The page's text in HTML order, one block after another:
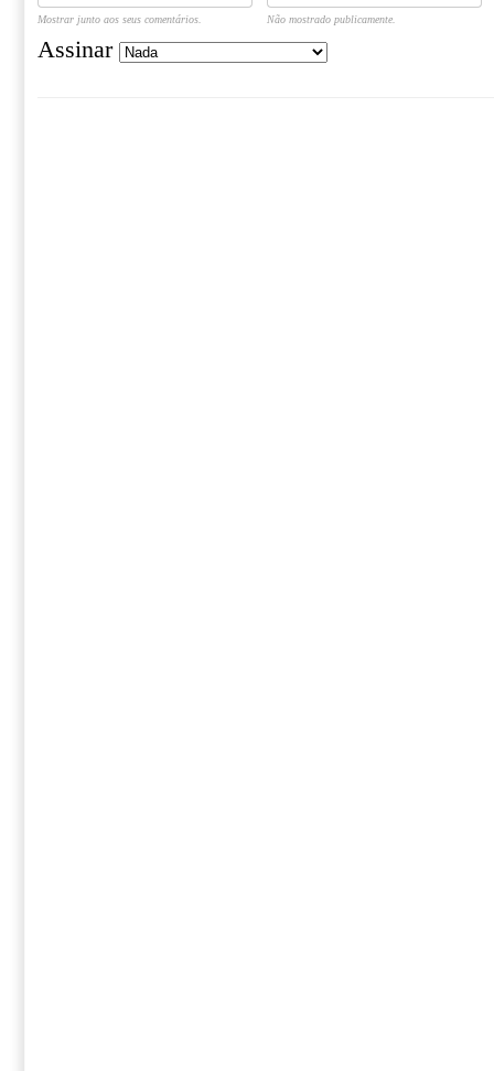
Mostrar junto aos seus comentários. Não mostrado publicamente.
Assinar